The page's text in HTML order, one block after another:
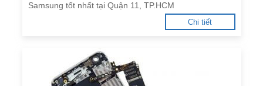
Samsung tốt nhất tại Quận 11, TP.HCM
Chi tiết